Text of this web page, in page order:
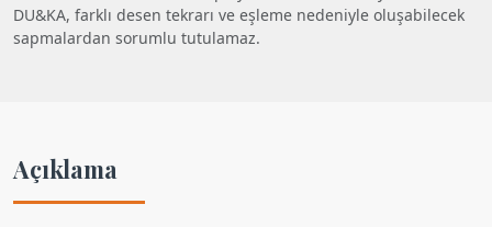
DU&KA, farklı desen tekrarı ve eşleme nedeniyle oluşabilecek
sapmalardan sorumlu tutulamaz.
Açıklama